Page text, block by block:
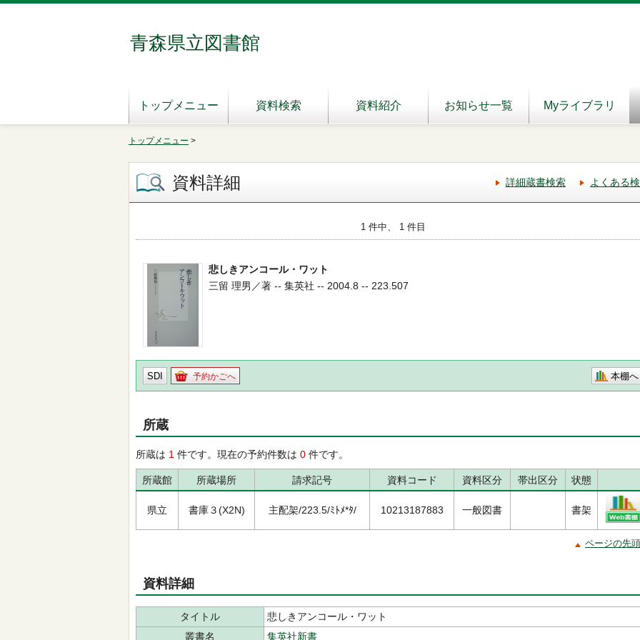
青森県立図書館
トップメニュー 資料検索 資料紹介 お知らせ一覧 Myライブラリ
トップメニュー >
資料詳細 詳細蔵書検索 よくある
1 件中、 1 件目
悲しきアンコール・ワット
三留 理男／著 -- 集英社 -- 2004.8 -- 223.507
SDI 予約かごへ 本棚へ
所蔵
所蔵は 1 件です。現在の予約件数は 0 件です。
所蔵館 所蔵場所 請求記号 資料コード 資料区分 帯出区分 状態
県立 書庫３(X2N) 主配架/223.5/ﾐﾄﾒ*ﾀ/ 10213187883 一般図書 書架
ページの先
資料詳細
タイトル
悲しきアンコール・ワット
叢書名
集英社新書